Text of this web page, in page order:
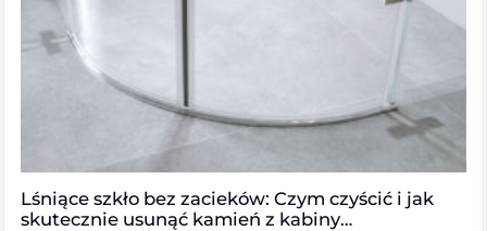
Lśniące szkło bez zacieków: Czym czyścić i jak
skutecznie usunąć kamień z kabiny